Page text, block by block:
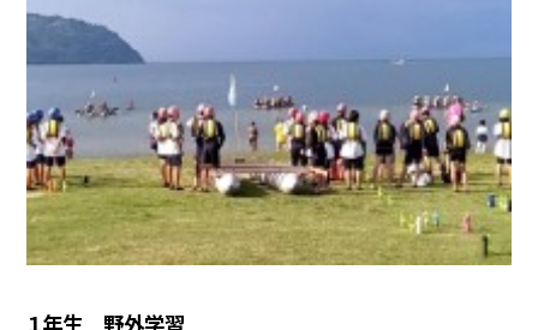
１年生 野外学習